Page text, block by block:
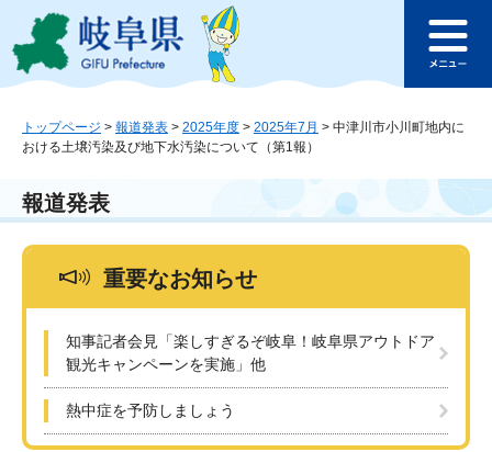
ジ
ュ
本
このページの本文へ
ュ
トップページ > 報道発表 > 2025年度 > 2025年7月 > 中津川市小川町地内に
おける土壌汚染及び地下水汚染について（第1報）
報道発表
重要なお知らせ
知事記者会見「楽しすぎるぞ岐阜！岐阜県アウトドア
観光キャンペーンを実施」他
熱中症を予防しましょう